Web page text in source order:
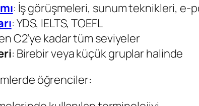
: İş görüşmeleri, sunum teknikleri, e-
: YDS, IELTS, TOEFL
C2’ye kadar tüm seviyeler
: Birebir veya küçük gruplar halinde
öğrenciler: